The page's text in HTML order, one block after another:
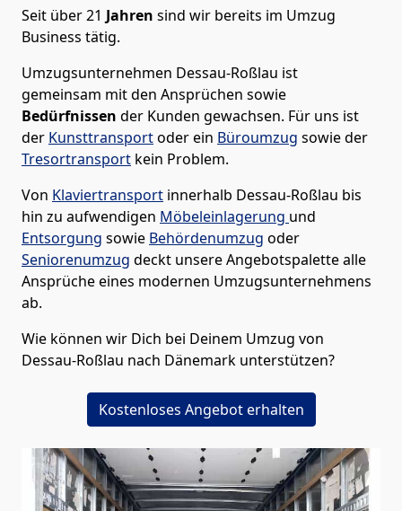
Seit über21 Jahren sind wir bereits im Umzug
Business tätig.
Umzugsunternehmen Dessau-Roßlau ist
gemeinsam mit den Ansprüchen sowie
Bedürfnissen der Kunden gewachsen. Für uns ist
der Kunsttransportoder ein Büroumzug sowie der
Tresortransport kein Problem.
Von Klaviertransport innerhalb Dessau-Roßlau bis
hin zu aufwendigen Möbeleinlagerung und
Entsorgung sowie Behördenumzug oder
Seniorenumzug deckt unsere Angebotspalette alle
Ansprüche eines modernen Umzugsunternehmens
ab.
Wie können wir Dich bei Deinem Umzug von
Dessau-Roßlau nach Dänemark unterstützen?
Kostenloses Angebot erhalten